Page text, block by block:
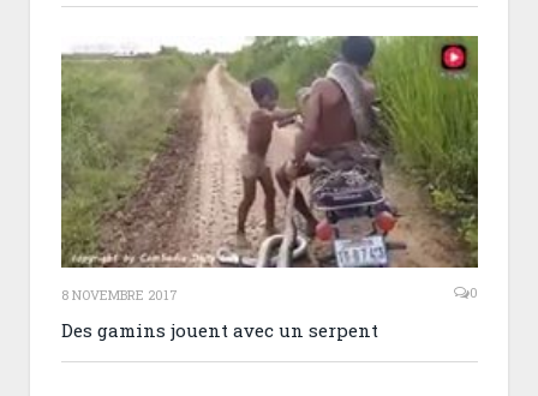
8 NOVEMBRE 2017 0
Des gamins jouent avec un serpent